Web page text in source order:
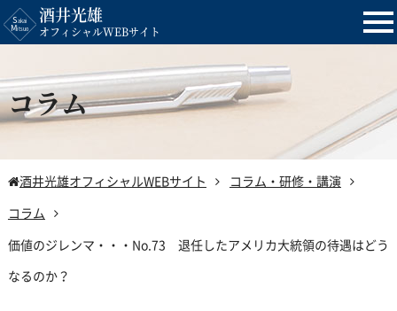
酒井光雄
オフィシャルWEBサイト
コラム
酒井光雄オフィシャルWEBサイト
コラム・研修・講演
コラム
価値のジレンマ・・・No.73 退任したアメリカ大統領の待遇はどう
なるのか？